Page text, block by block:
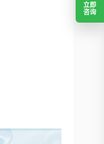
立即
咨询